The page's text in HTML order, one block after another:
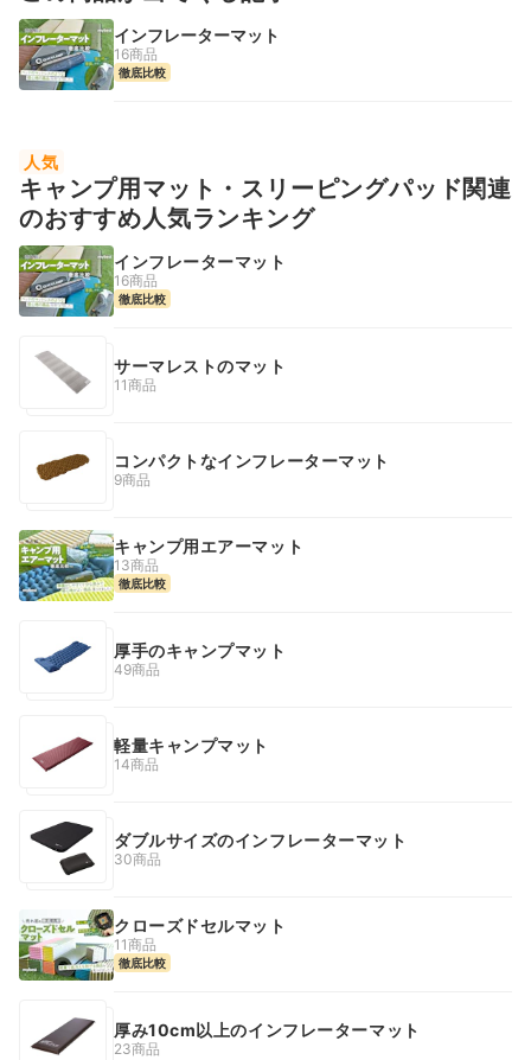
インフレーターマット
16商品
徹底比較
人気
キャンプ用マット・スリーピングパッド関連
のおすすめ人気ランキング
インフレーターマット
16商品
徹底比較
サーマレストのマット
11商品
コンパクトなインフレーターマット
9商品
キャンプ用エアーマット
13商品
徹底比較
厚手のキャンプマット
49商品
軽量キャンプマット
14商品
ダブルサイズのインフレーターマット
30商品
クローズドセルマット
11商品
徹底比較
厚み10cm以上のインフレーターマット
23商品